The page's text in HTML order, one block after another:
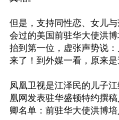
但是，支持同性恋、女儿
会过的美国前驻华大使洪
抬到第一位，虚张声势说
来了！到外媒一看，原来是
凤凰卫视是江泽民的儿子
凰网发表驻华盛顿特约撰
卿名单：前驻华大使洪博培